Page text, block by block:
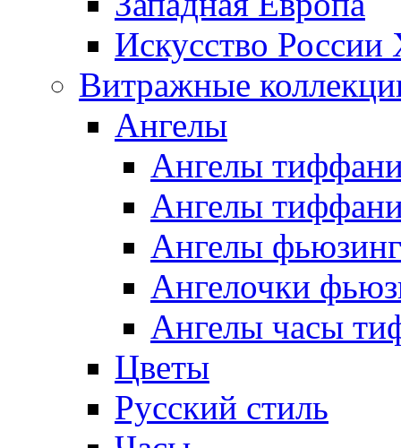
Искусство
Витражные
Ангелы
Ангелы
Ангелы
Ангелы фьюзинг
Ангелочки
Ангелы часы
Цветы
Русский стиль